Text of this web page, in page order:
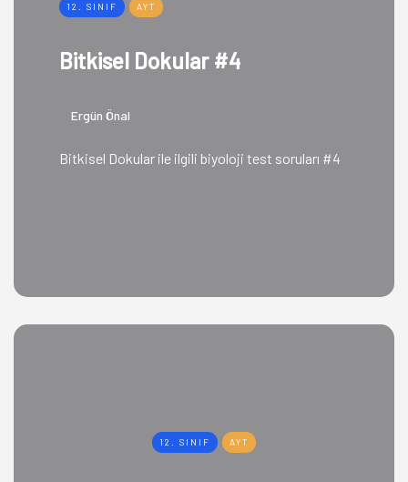
12. SINIF AYT
Bitkisel Dokular #4
Ergün Önal
Bitkisel Dokular ile ilgili biyoloji test soruları #4
12. SINIF AYT